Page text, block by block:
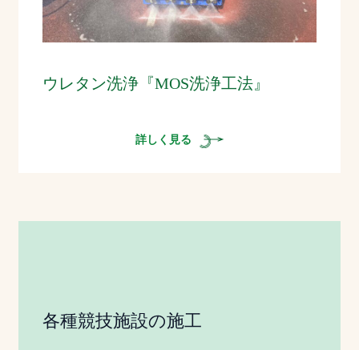
ウレタン洗浄『MOS洗浄工法』
詳しく見る
各種競技施設の施工